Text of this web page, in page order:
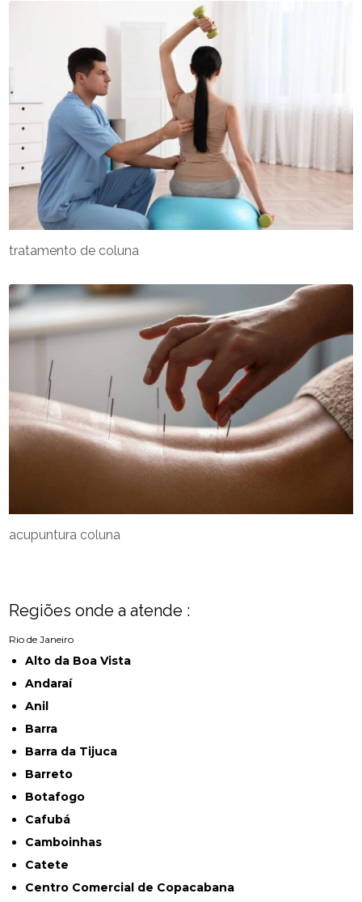
acupuntura coluna
tratamento de coluna
Regiões onde a atende :
Rio de Janeiro
Alto da Boa Vista
Andaraí
Anil
Barra
Barra da Tijuca
Barreto
Botafogo
Cafubá
Camboinhas
Catete
Centro Comercial de Copacabana